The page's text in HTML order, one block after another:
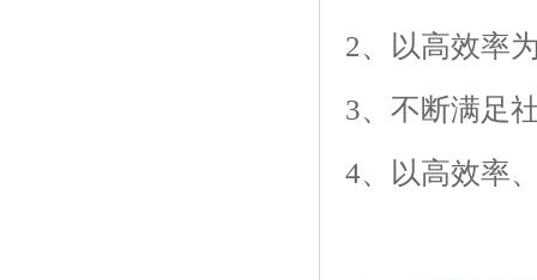
2、以高效率
3、不断满足
4、以高效率